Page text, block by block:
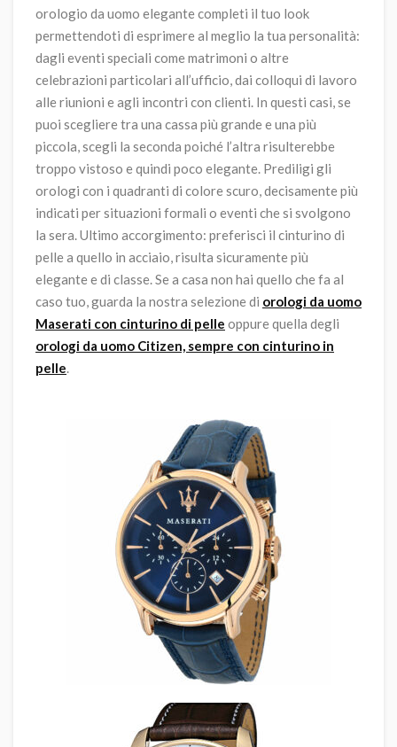
orologio da uomo elegante completi il tuo look
permettendoti di esprimere al meglio la tua personalità:
dagli eventi speciali come matrimoni o altre
celebrazioni particolari all’ufficio, dai colloqui di lavoro
alle riunioni e agli incontri con clienti. In questi casi, se
puoi scegliere tra una cassa più grande e una più
piccola, scegli la seconda poiché l’altra risulterebbe
troppo vistoso e quindi poco elegante. Prediligi gli
orologi con i quadranti di colore scuro, decisamente più
indicati per situazioni formali o eventi che si svolgono
la sera. Ultimo accorgimento: preferisci il cinturino di
pelle a quello in acciaio, risulta sicuramente più
elegante e di classe.Se a casa non hai quello che fa al
caso tuo, guarda la nostra selezione di orologi da uomo
Maserati con cinturino di pelle oppure quella degli
orologi da uomo Citizen, sempre con cinturino in
pelle.